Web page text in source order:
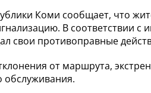
Коми сообщает, что
В соответствии с
свои противоправные
от маршрута,
обслуживания.